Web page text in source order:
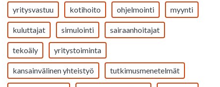
yritysvastuu kotihoito ohjelmointi myynti
kuluttajat simulointi sairaanhoitajat
tekoäly yritystoiminta
kansainvälinen yhteistyö tutkimusmenetelmät